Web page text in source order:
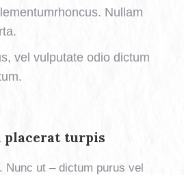
Nullam
vel vulputate odio dictum
turpis
Nunc ut – dictum purus vel